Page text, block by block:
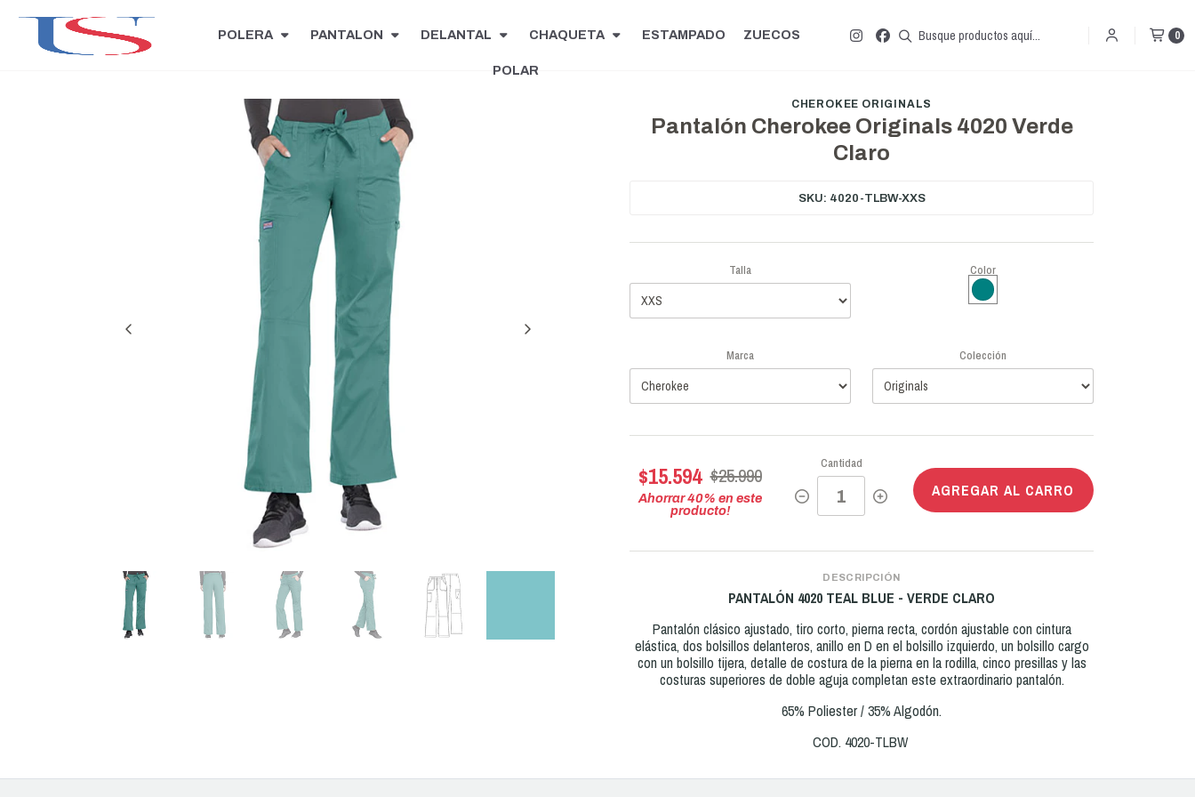
POLERA PANTALON DELANTAL CHAQUETA ESTAMPADO ZUECOS
POLAR
0
CHEROKEE ORIGINALS
Pantalón Cherokee Originals 4020 Verde
Claro
SKU: 4020-TLBW-XXS
Talla Color
Marca Colección
$15.594 $25.990
Ahorrar40% en este
producto!
Cantidad
AGREGAR AL CARRO
DESCRIPCIÓN
PANTALÓN 4020 TEAL BLUE - VERDE CLARO
Pantalón clásico ajustado, tiro corto, pierna recta, cordón ajustable con cintura
elástica, dos bolsillos delanteros, anillo en D en el bolsillo izquierdo, un bolsillo cargo
con un bolsillo tijera, detalle de costura de la pierna en la rodilla, cinco presillas y las
costuras superiores de doble aguja completan este extraordinario pantalón.
65% Poliester / 35% Algodón.
COD. 4020-TLBW